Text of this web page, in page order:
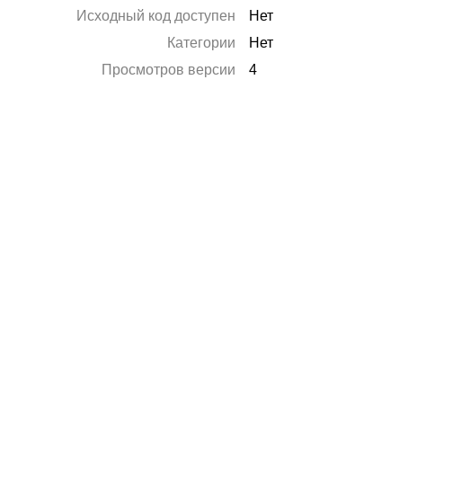
Исходный код доступен
Нет
Категории
Нет
Просмотров версии
4